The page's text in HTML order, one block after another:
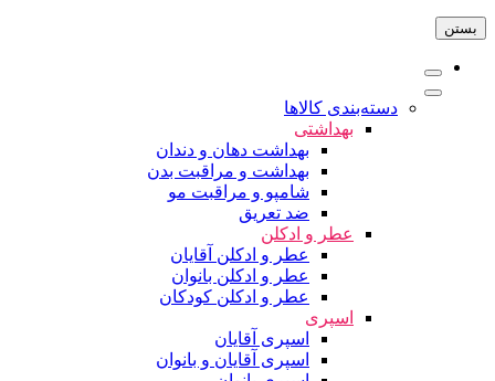
بستن
دسته‌بندی کالاها
بهداشتی
بهداشت دهان و دندان
بهداشت و مراقبت بدن
شامپو و مراقبت مو
ضد تعریق
عطر و ادکلن
عطر و ادکلن آقایان
عطر و ادکلن بانوان
عطر و ادکلن کودکان
اسپری
اسپری آقایان
اسپری آقایان و بانوان